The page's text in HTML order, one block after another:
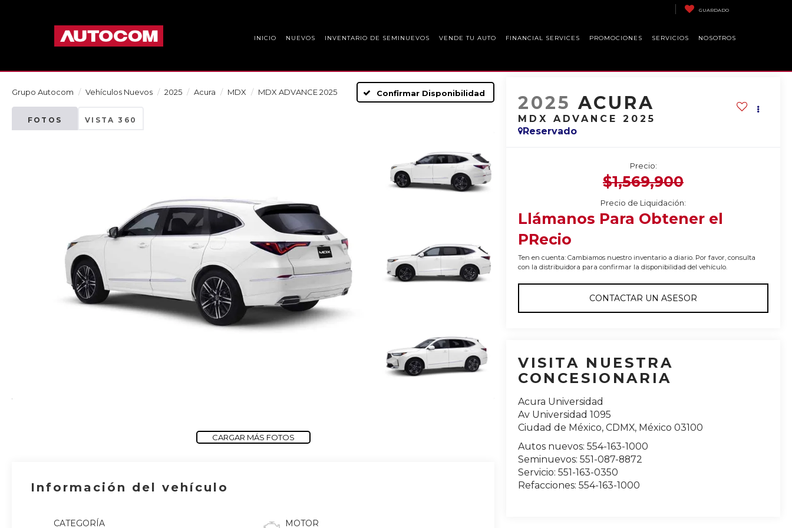
GUARDADO
INICIO NUEVOS INVENTARIO DE SEMINUEVOS VENDE TU AUTO FINANCIAL SERVICES PROMOCIONES SERVICIOS NOSOTROS
Grupo Autocom Vehículos Nuevos 2025 Acura MDX MDX ADVANCE 2025 Confirmar Disponibilidad
FOTOS VISTA 360
CARGAR MÁS FOTOS
2025 ACURA
MDX ADVANCE 2025
Reservado
Precio:
$1,569,900
Precio de Liquidación:
Llámanos Para Obtener el
PRecio
Ten en cuenta: Cambiamos nuestro inventario a diario. Por favor, consulta
con la distribuidora para confirmar la disponibilidad del vehículo.
CONTACTAR UN ASESOR
VISITA NUESTRA
CONCESIONARIA
Acura Universidad
Av Universidad 1095
Ciudad de México,CDMX, México 03100
Autos nuevos:554-163-1000
Seminuevos:551-087-8872
Servicio:551-163-0350
Refacciones:554-163-1000
Información del vehículo
CATEGORÍA MOTOR